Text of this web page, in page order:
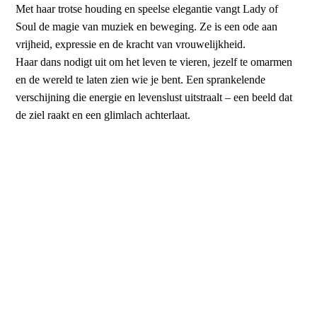
Met haar trotse houding en speelse elegantie vangt Lady of
Soul de magie van muziek en beweging. Ze is een ode aan
vrijheid, expressie en de kracht van vrouwelijkheid.
Haar dans nodigt uit om het leven te vieren, jezelf te omarmen
en de wereld te laten zien wie je bent. Een sprankelende
verschijning die energie en levenslust uitstraalt – een beeld dat
de ziel raakt en een glimlach achterlaat.